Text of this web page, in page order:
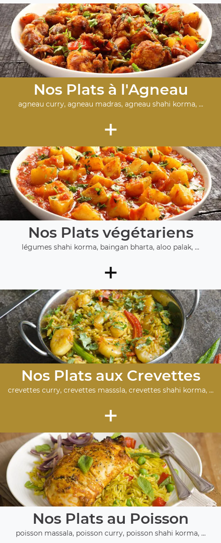
Nos Plats à l'Agneau
agneau curry, agneau madras, agneau shahi korma, ...
+
Nos Plats végétariens
légumes shahi korma, baingan bharta, aloo palak, ...
+
Nos Plats aux Crevettes
crevettes curry, crevettes masssla, crevettes shahi korma, ...
+
Nos Plats au Poisson
poisson massala, poisson curry, poisson shahi korma, ...